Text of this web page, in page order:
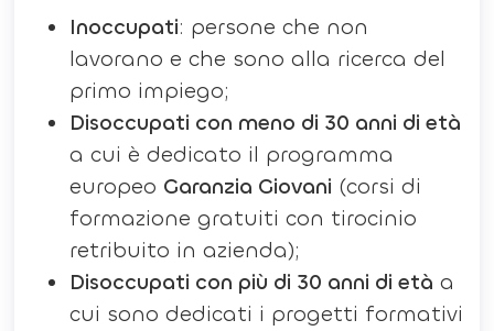
Inoccupati: persone che non
lavorano e che sono alla ricerca del
primo impiego;
Disoccupati con meno di 30 anni di età
a cui è dedicato il programma
europeo Garanzia Giovani (corsi di
formazione gratuiti con tirocinio
retribuito in azienda);
Disoccupati con più di 30 anni di età a
cui sono dedicati i progetti formativi